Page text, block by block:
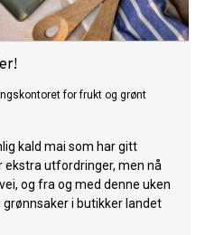
for frukt og grønt
kald mai som har gitt
ekstra utfordringer, men nå
og fra og med denne uken
i butikker landet